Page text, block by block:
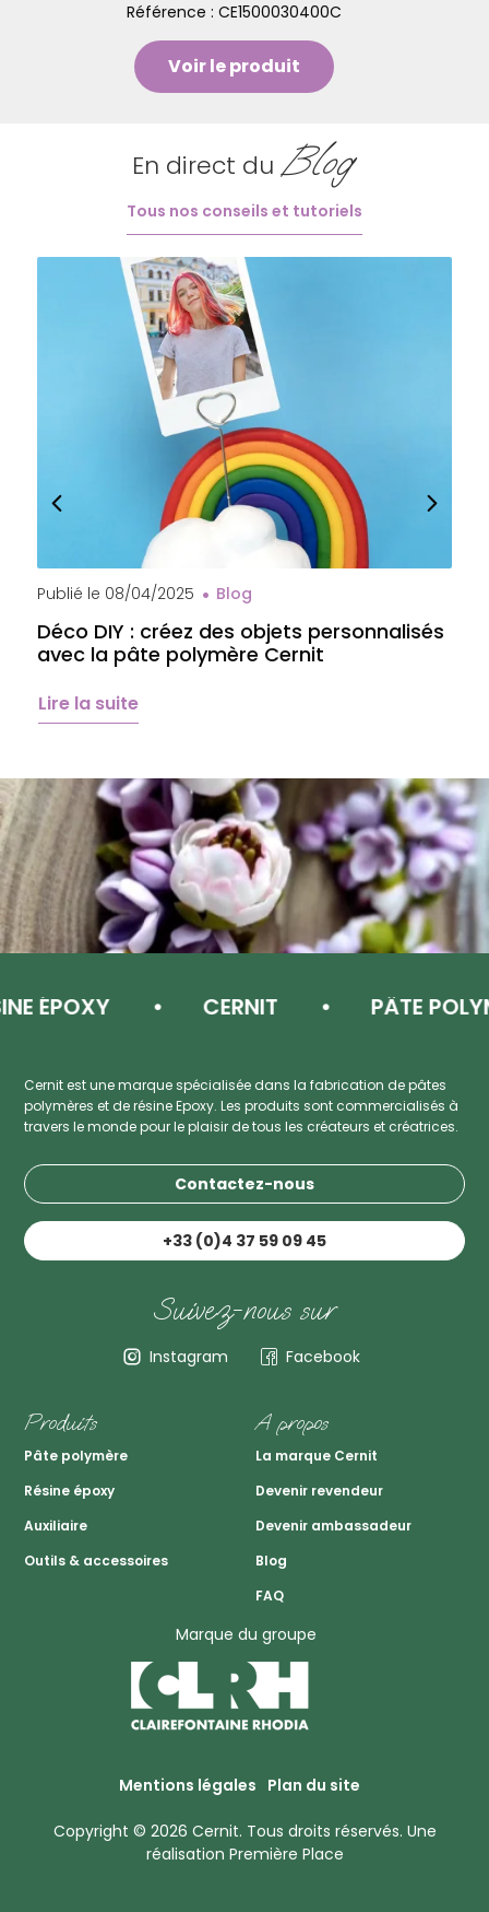
Référence : CE1500030400C
Voir le produit
En direct du Blog
Tous nos conseils et tutoriels
Publié le 08/04/2025 Blog
Déco DIY : créez des objets personnalisés
avec la pâte polymère Cernit
Lire la suite
CERNIT PÂTE
Cernit est une marque spécialisée dans la fabrication de pâtes
polymères et de résine Epoxy. Les produits sont commercialisés à
travers le monde pour le plaisir de tous les créateurs et créatrices.
Contactez-nous
+33 (0)4 37 59 09 45
Suivez-nous sur
Instagram Facebook
Produits
Pâte polymère
Résine époxy
Auxiliaire
Outils & accessoires
A propos
La marque Cernit
Devenir revendeur
Devenir ambassadeur
Blog
FAQ
Marque du groupe
Mentions légales Plan du site
Copyright © 2026 Cernit. Tous droits réservés. Une
réalisation Première Place